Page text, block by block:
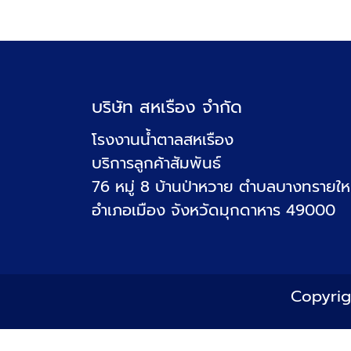
บริษัท สหเรือง จำกัด
โรงงานน้ำตาลสหเรือง
บริการลูกค้าสัมพันธ์
76 หมู่ 8 บ้านป่าหวาย ตำบลบางทราย
อำเภอเมือง จังหวัดมุกดาหาร 49000